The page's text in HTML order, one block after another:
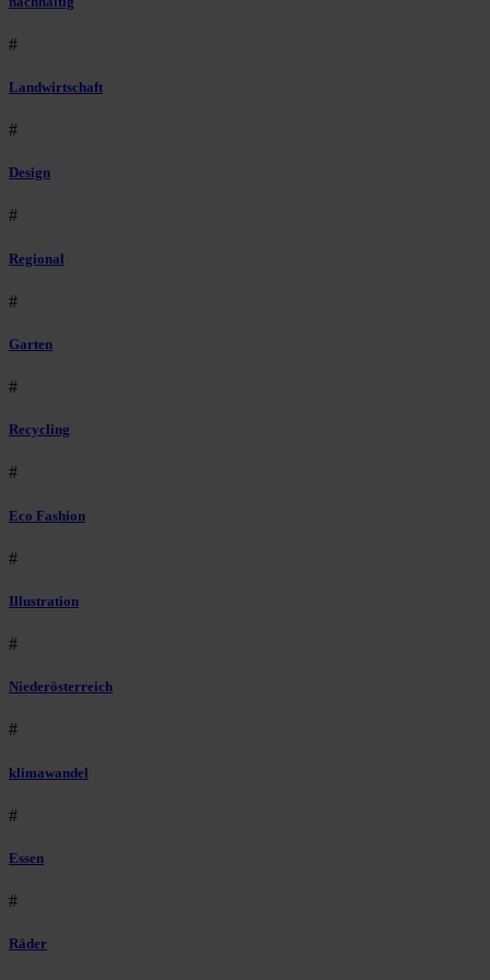
#
Landwirtschaft
#
Design
#
Regional
#
Garten
#
Recycling
#
Eco Fashion
#
Illustration
#
Niederösterreich
#
klimawandel
#
Essen
#
Räder